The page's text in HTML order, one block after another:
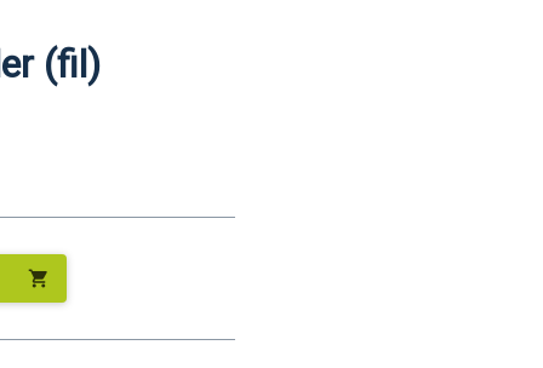
(fil)
shopping_cart